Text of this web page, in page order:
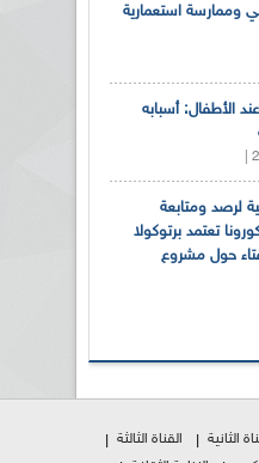
وممارسة استعمارية
الأطفال: أسبابه
لرصد ومتابعة
تعتمد برتوكولا
حول مشروع
الثانية
القناة الثالثة